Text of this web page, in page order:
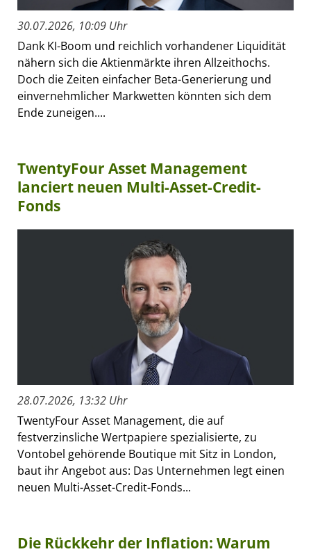
30.07.2026, 10:09 Uhr
Dank KI-Boom und reichlich vorhandener Liquidität
nähern sich die Aktienmärkte ihren Allzeithochs.
Doch die Zeiten einfacher Beta-Generierung und
einvernehmlicher Markwetten könnten sich dem
Ende zuneigen....
TwentyFour Asset Management
lanciert neuen Multi-Asset-Credit-
Fonds
28.07.2026, 13:32 Uhr
TwentyFour Asset Management, die auf
festverzinsliche Wertpapiere spezialisierte, zu
Vontobel gehörende Boutique mit Sitz in London,
baut ihr Angebot aus: Das Unternehmen legt einen
neuen Multi-Asset-Credit-Fonds...
Die Rückkehr der Inflation: Warum